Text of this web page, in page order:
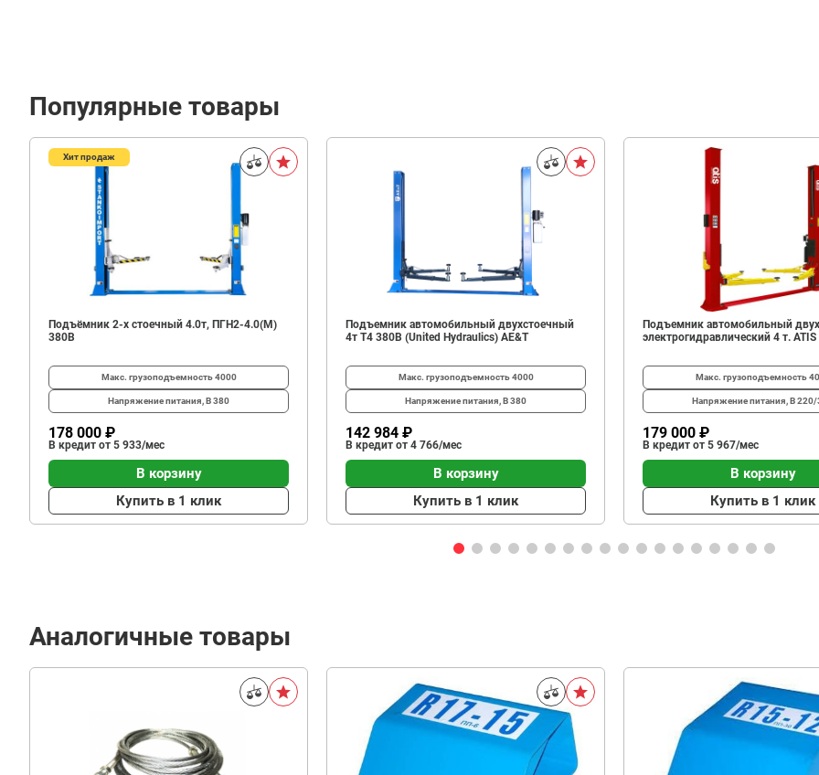
Популярные товары
Хит продаж
Подъёмник 2-х стоечный 4.0т, ПГН2-4.0(М)
380В
Макс. грузоподъемность4000
Напряжение питания, В380
178 000 ₽
В кредит от 5 933/мес
В корзину
Купить в 1 клик
Подъемник автомобильный двухстоечный
4т T4 380B (United Hydraulics) AE&T
Макс. грузоподъемность4000
Напряжение питания, В380
142 984 ₽
В кредит от 4 766/мес
В корзину
Купить в 1 клик
Подъемник автомобильный
электрогидравлический 4 т.
Макс. грузоподъемность
Напряжение питания, В220/
179 000 ₽
В кредит от 5 967/мес
В корзину
Купить в 1 клик
Аналогичные товары